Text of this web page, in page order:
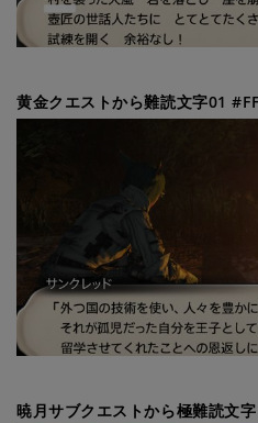
黄金クエストから難読文字01
暁月サブクエストから極難読文